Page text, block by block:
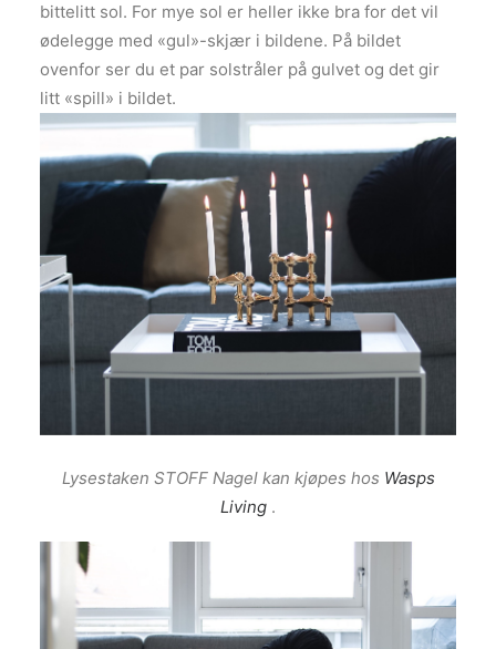
bittelitt sol. For mye sol er heller ikke bra for det vil
ødelegge med «gul»-skjær i bildene. På bildet
ovenfor ser du et par solstråler på gulvet og det gir
litt «spill» i bildet.
Lysestaken STOFF Nagel kan kjøpes hos Wasps
Living .